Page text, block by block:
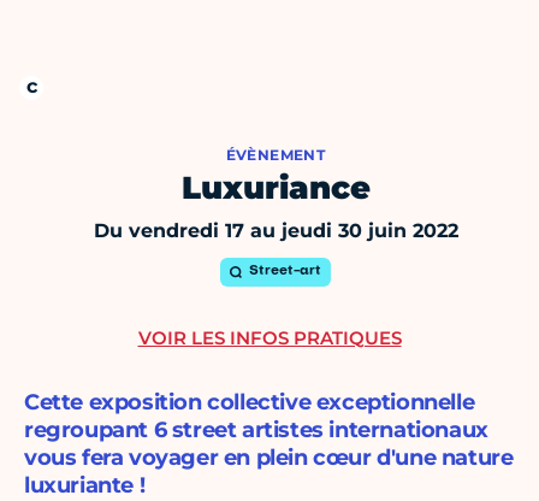
ÉVÈNEMENT
Luxuriance
Du vendredi 17 au jeudi 30 juin 2022
Street-art
Cette exposition collective exceptionnelle
regroupant 6 street artistes internationaux
vous fera voyager en plein cœur d'une nature
luxuriante !
VOIR LES INFOS PRATIQUES